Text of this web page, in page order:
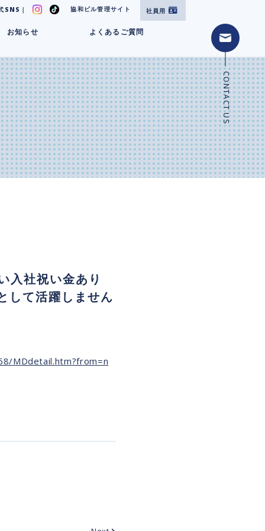
SNS｜ 協和ビル管理サイト 社員用
お知らせ よくあるご質問
入社祝い金あり
て活躍しません
MDdetail.htm?from=n